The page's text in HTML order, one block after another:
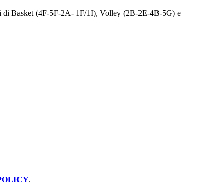
di Basket (4F-5F-2A- 1F/1I), Volley (2B-2E-4B-5G) e
.